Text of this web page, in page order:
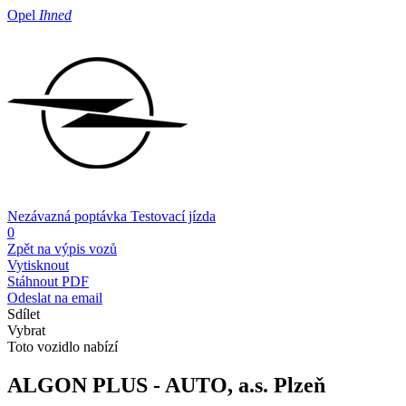
Opel Ihned
Nezávazná poptávka Testovací jízda
0
Zpět na výpis vozů
Vytisknout
Stáhnout PDF
Odeslat na email
Sdílet
Vybrat
Toto vozidlo nabízí
ALGON PLUS - AUTO, a.s. Plzeň